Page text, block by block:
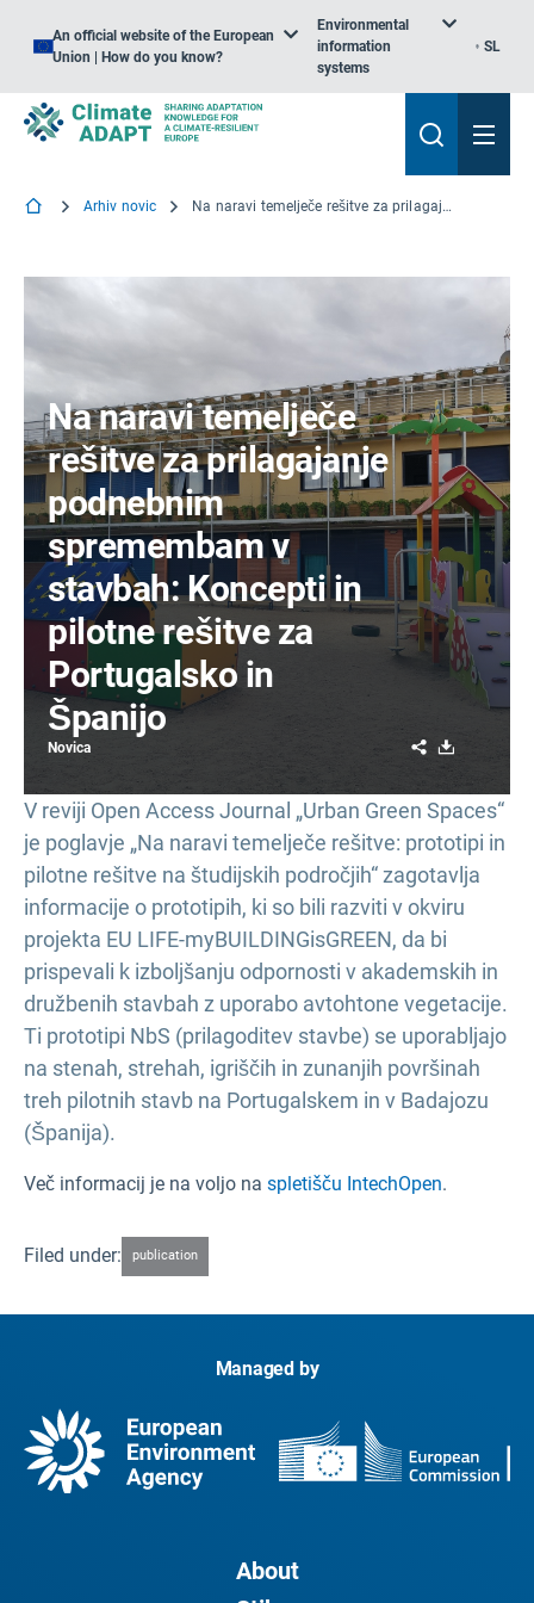
An official website of the European
Union | How do you know?
Environmental
information
systems
SL
Arhiv novic Na naravi temelječe rešitve za prilagajanje podnebnim spremembam v stavbah: Koncepti in pilotne rešitve za Portugalsko in Španijo
Na naravi temelječe
rešitve za prilagajanje
podnebnim
spremembam v
stavbah: Koncepti in
pilotne rešitve za
Portugalsko in
Španijo
Novica Share
V reviji Open Access Journal „Urban Green Spaces“
je poglavje „Na naravi temelječe rešitve: prototipi in
pilotne rešitve na študijskih področjih“ zagotavlja
informacije o prototipih, ki so bili razviti v okviru
projekta EU LIFE-myBUILDINGisGREEN, da bi
prispevali k izboljšanju odpornosti v akademskih in
družbenih stavbah z uporabo avtohtone vegetacije.
Ti prototipi NbS (prilagoditev stavbe) se uporabljajo
na stenah, strehah, igriščih in zunanjih površinah
treh pilotnih stavb na Portugalskem in v Badajozu
(Španija).
Več informacij je na voljo na spletišču IntechOpen.
Filed under: publication
Managed by
About